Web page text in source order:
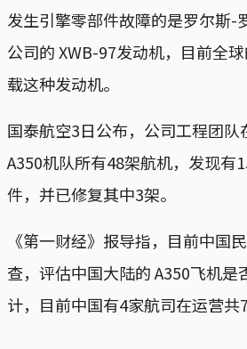
发生引擎零部件故障的是罗尔斯-
公司的 XWB-97发动机，目前全
载这种发动机。
国泰航空3日公布，公司工程团
A350机队所有48架航机，发现有
件，并已修复其中3架。
《第一财经》报导指，目前中国
查，评估中国大陆的 A350飞机是
计，目前中国有4家航司在运营共